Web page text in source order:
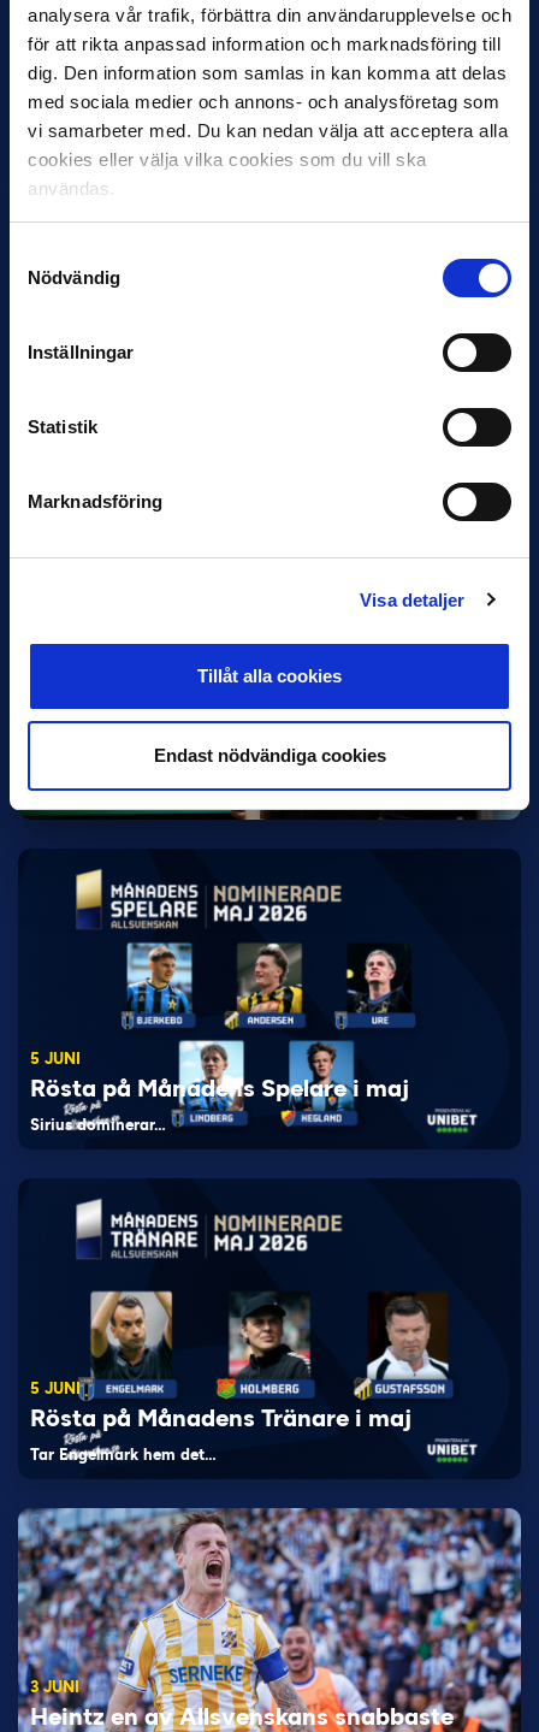
analysera vår trafik, förbättra din användarupplevelse och
för att rikta anpassad information och marknadsföring till
dig. Den information som samlas in kan komma att delas
med sociala medier och annons- och analysföretag som
vi samarbeter med. Du kan nedan välja att acceptera alla
cookies eller välja vilka cookies som du vill ska
användas.
Nödvändig
Inställningar
Statistik
Marknadsföring
Visa detaljer
Tillåt alla cookies
Endast nödvändiga cookies
VM-spelare med förflutet i Allsvenskan
och Superettan
Bosnien & Hercegovina Armin Gigovic — Helsingborgs IF
Dennis Hadžikadunić — Malmö FF / Trelleborg FF
Elfenbenskusten…
otroligt mål”
Rydström ersätter Karlsson i Hammarby
Hammarby meddelade på fredagen att Kalle Karlssons uppdrag
som huvudtränare har avslutats med omedelbar verkan. Hans
ersättare…
5 JUNI
Rösta på Månadens Spelare i maj
Sirius dominerar…
5 JUNI
Rösta på Månadens Tränare i maj
Tar Engelmark hem det…
3 JUNI
Heintz en av Allsvenskans snabbaste